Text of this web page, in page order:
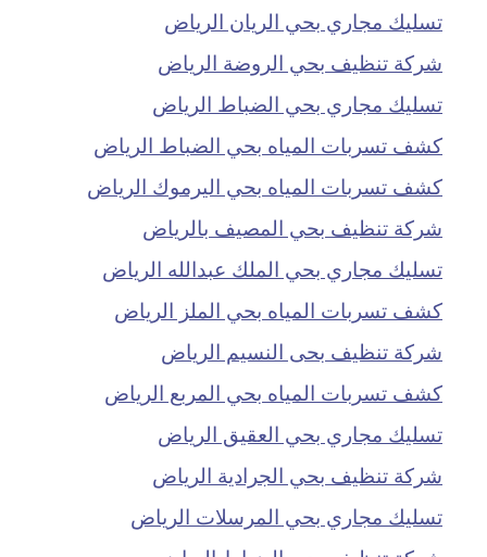
تسليك مجاري بحي الريان الرياض
شركة تنظيف بحي الروضة الرياض
تسليك مجاري بحي الضباط الرياض
كشف تسربات المياه بحي الضباط الرياض
كشف تسربات المياه بحي اليرموك الرياض
شركة تنظيف بحي المصيف بالرياض
تسليك مجاري بحي الملك عبدالله الرياض
كشف تسربات المياه بحي الملز الرياض
شركة تنظيف بحى النسيم الرياض
كشف تسربات المياه بحي المربع الرياض
تسليك مجاري بحي العقيق الرياض
شركة تنظيف بحي الجرادية الرياض
تسليك مجاري بحي المرسلات الرياض